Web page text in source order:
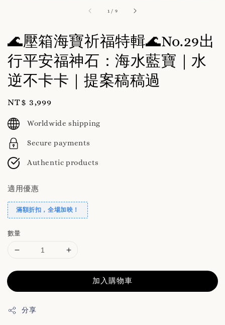
1 / 9
🌊壓箱海寶祈福特輯🌊No.29出
行平安福神石：海水藍寶｜水
逆不卡卡｜提案稿稿過
Regular
price
NT$ 3,999
Worldwide shipping
Secure payments
Authentic products
適用優惠
滿額折扣，全場加映！
數量
加入購物車
分享